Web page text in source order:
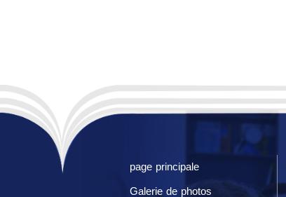
page principale
Galerie de photos